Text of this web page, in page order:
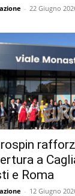
- 22 Giugno
a
e Roma
- 12 Giugno